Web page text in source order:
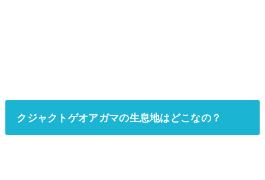
クジャクトゲオアガマの生息地はどこなの？